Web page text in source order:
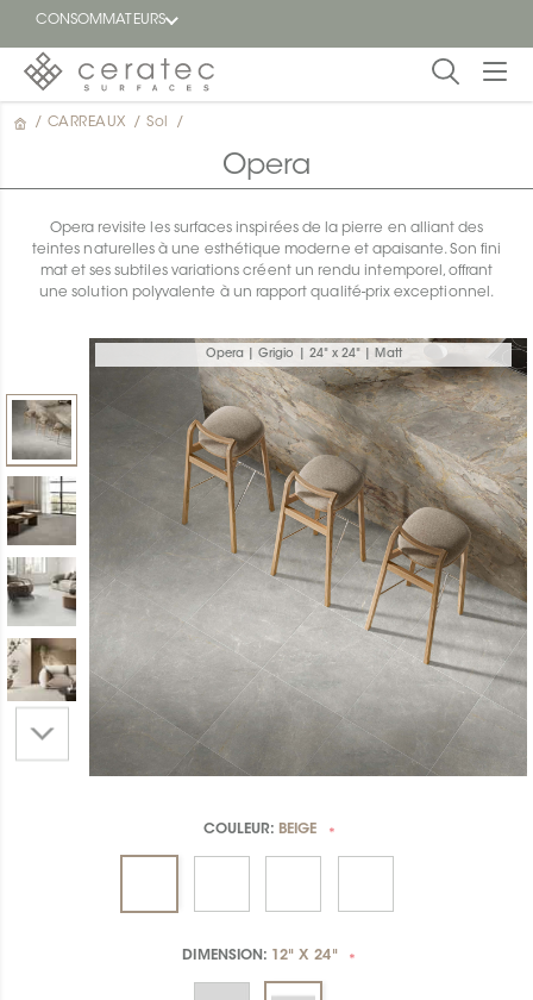
CONSOMMATEURS
En
Trouver
un
/ CARREAUX / Sol /
Opera
Opera revisite les surfaces inspirées de la pierre en alliant des
teintes naturelles à une esthétique moderne et apaisante. Son fini
mat et ses subtiles variations créent un rendu intemporel, offrant
une solution polyvalente à un rapport qualité-prix exceptionnel.
Opera | Grigio | 24" x 24" | Matt
COULEUR: BEIGE *
DIMENSION: 12" X 24" *